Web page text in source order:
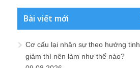
Bài viết mới
Cơ cấu lại nhân sự theo hướng tinh
giảm thì nên làm như thế nào?